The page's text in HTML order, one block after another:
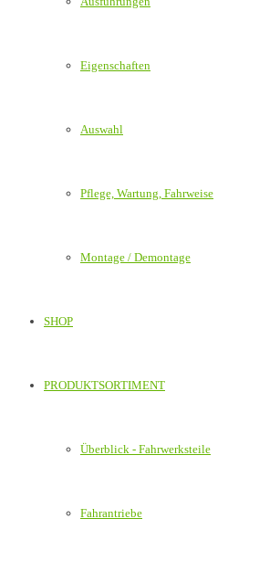
Eigenschaften
Auswahl
Pflege, Wartung, Fahrweise
Montage / Demontage
SHOP
PRODUKTSORTIMENT
Überblick - Fahrwerksteile
Fahrantriebe